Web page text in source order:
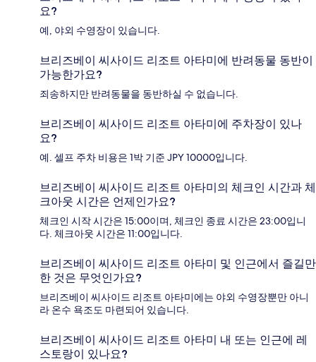
요?
예, 야외 수영장이 있습니다.
브리즈베이 씨사이드 리조트 아타미에 반려동물 동반이
가능한가요?
죄송하지만 반려동물을 동반하실 수 없습니다.
브리즈베이 씨사이드 리조트 아타미에 주차장이 있나
요?
예. 셀프 주차 비용은 1박 기준 JPY 10000입니다.
브리즈베이 씨사이드 리조트 아타미의 체크인 시간과 체
크아웃 시간은 언제인가요?
체크인 시작 시간은 15:00이며, 체크인 종료 시간은 23:00입니
다. 체크아웃 시간은 11:00입니다.
브리즈베이 씨사이드 리조트 아타미 및 인근에서 즐길만
한 것은 무엇인가요?
브리즈베이 씨사이드 리조트 아타미에는 야외 수영장뿐만 아니
라 온수 욕조도 마련되어 있습니다.
브리즈베이 씨사이드 리조트 아타미 내 또는 인근에 레
스토랑이 있나요?